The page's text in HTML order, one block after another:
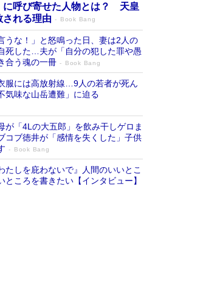
に呼び寄せた人物とは？ 天皇
される理由
Book Bang
うな！」と怒鳴った日、妻は2人の
死した…夫が「自分の犯した罪や愚
合う魂の一冊
Book Bang
服には高放射線…9人の若者が死ん
気味な山岳遭難」に迫る
が「4Lの大五郎」を飲み干しゲロま
コブ徳井が「感情を失くした」子供
Book Bang
たしを庇わないで』人間のいいとこ
ところを書きたい【インタビュー】